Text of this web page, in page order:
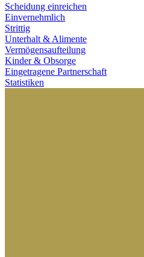
Scheidung einreichen
Einvernehmlich
Strittig
Unterhalt & Alimente
Vermögensaufteilung
Kinder & Obsorge
Eingetragene Partnerschaft
Statistiken